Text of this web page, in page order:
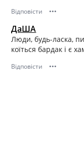
Відповісти •••
ДаША
Люди, будь-ласка,
коїться бардак і є
Відповісти •••